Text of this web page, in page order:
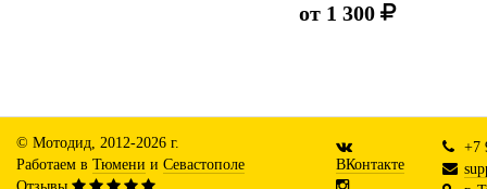
от 1 300
© Мотодид, 2012-2026 г.
Работаем в Тюмени и Севастополе
ВКонтакте
+7